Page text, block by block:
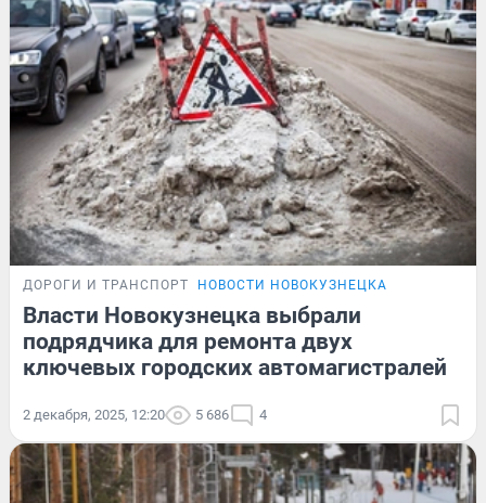
ДОРОГИ И ТРАНСПОРТ НОВОСТИ НОВОКУЗНЕЦКА
Власти Новокузнецка выбрали
подрядчика для ремонта двух
ключевых городских автомагистралей
2 декабря, 2025, 12:20 5 686 4